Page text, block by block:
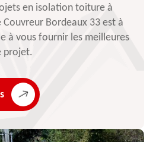
en isolation toiture à
Couvreur Bordeaux 33 est à
à vous fournir les meilleures
projet.